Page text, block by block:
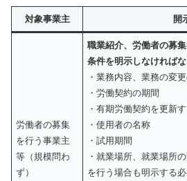
対象事業主 開
労働者の募集
を行う事業主
等（規模問わ
ず）
職業紹介、労働者の募
条件を明示しなければな
・業務内容、業務の変
・労働契約の期間
・有期労働契約を更新
・使用者の名称
・試用期間
・就業場所、就業場所
を行う場合も明示する必